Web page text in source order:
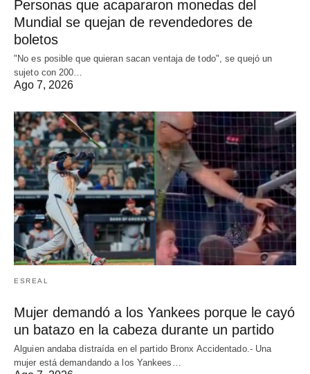
Personas que acapararon monedas del
Mundial se quejan de revendedores de
boletos
"No es posible que quieran sacan ventaja de todo", se quejó un
sujeto con 200…
Ago 7, 2026
ESREAL
Mujer demandó a los Yankees porque le cayó
un batazo en la cabeza durante un partido
Alguien andaba distraída en el partido Bronx Accidentado.- Una
mujer está demandando a los Yankees…